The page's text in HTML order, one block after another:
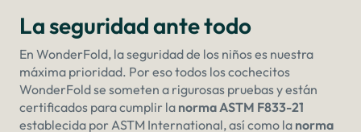
La seguridad ante todo
En WonderFold, la seguridad de los niños es nuestra
máxima prioridad. Por eso todos los cochecitos
WonderFold se someten a rigurosas pruebas y están
certificados para cumplir la norma ASTM F833-21
establecida por ASTM International, así como la norma